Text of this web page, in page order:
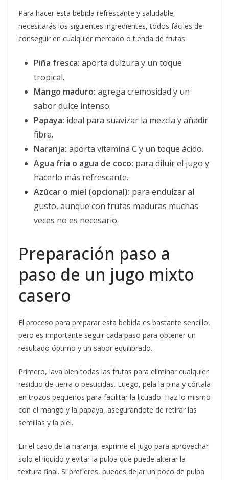
Para hacer esta bebida refrescante y saludable,
necesitarás los siguientes ingredientes, todos fáciles de
conseguir en cualquier mercado o tienda de frutas:
Piña fresca: aporta dulzura y un toque
tropical.
Mango maduro: agrega cremosidad y un
sabor dulce intenso.
Papaya: ideal para suavizar la mezcla y añadir
fibra.
Naranja: aporta vitamina C y un toque ácido.
Agua fría o agua de coco: para diluir el jugo y
hacerlo más refrescante.
Azúcar o miel (opcional): para endulzar al
gusto, aunque con frutas maduras muchas
veces no es necesario.
Preparación paso a
paso de un jugo mixto
casero
El proceso para preparar esta bebida es bastante sencillo,
pero es importante seguir cada paso para obtener un
resultado óptimo y un sabor equilibrado.
Primero, lava bien todas las frutas para eliminar cualquier
residuo de tierra o pesticidas. Luego, pela la piña y córtala
en trozos pequeños para facilitar la licuado. Haz lo mismo
con el mango y la papaya, asegurándote de retirar las
semillas y la piel.
En el caso de la naranja, exprime el jugo para aprovechar
solo el líquido y evitar la pulpa que puede alterar la
textura final. Si prefieres, puedes dejar un poco de pulpa